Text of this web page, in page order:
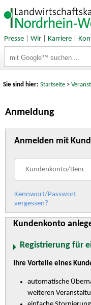
Presse| Wir| Karriere|
Sie sind hier:Startseite >
Anmeldung
Anmelden mit
Kennwort/Passwort
vergessen?
Kundenkonto
Registrierung für
Ihre Vorteile eines
automatische
weiteren